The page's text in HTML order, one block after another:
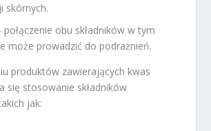
skórnych.
połączenie obu składników w tym
może prowadzić do podrażnień.
produktów zawierających kwas
się stosowanie składników
jak: